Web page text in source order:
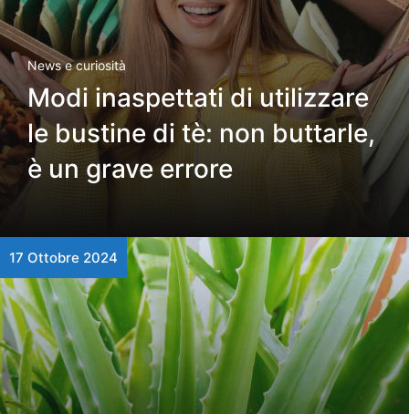
News e curiosità
Modi inaspettati di utilizzare
le bustine di tè: non buttarle,
è un grave errore
17 Ottobre 2024